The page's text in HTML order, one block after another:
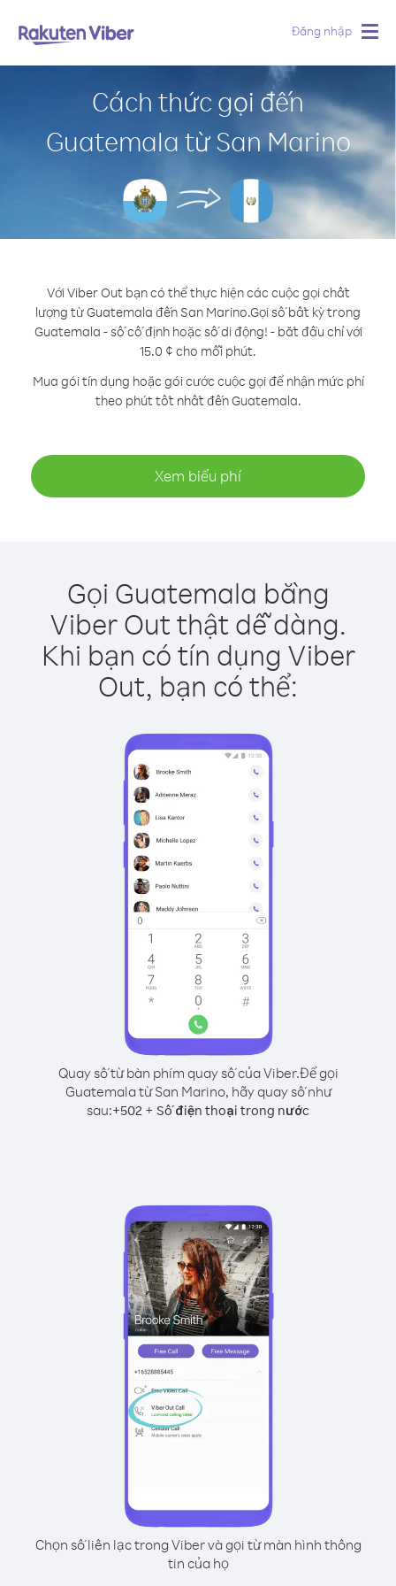
Đăng nhập
Cách thức gọi đến
Guatemala từ San Marino
Với Viber Out bạn có thể thực hiện các cuộc gọi chất
lượng từ Guatemala đến San Marino.Gọi số bất kỳ trong
Guatemala - số cố định hoặc số di động! - bắt đầu chỉ với
15.0 ¢ cho mỗi phút.
Mua gói tín dụng hoặc gói cước cuộc gọi để nhận mức phí
theo phút tốt nhất đến Guatemala.
Xem biểu phí
Gọi Guatemala bằng
Viber Out thật dễ dàng.
Khi bạn có tín dụng Viber
Out, bạn có thể:
Quay số từ bàn phím quay số của Viber.Để gọi
Guatemala từ San Marino, hãy quay số như
sau:+502 + Số điện thoại trong nước
Chọn số liên lạc trong Viber và gọi từ màn hình thông
tin của họ